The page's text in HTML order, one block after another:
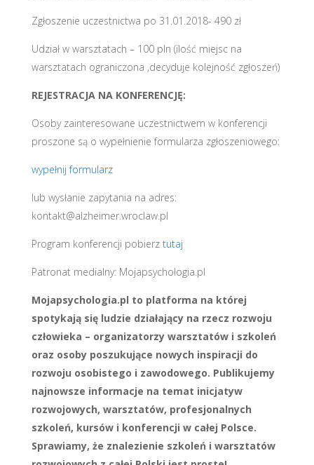
Zgłoszenie uczestnictwa po 31.01.2018- 490 zł
Udział w warsztatach – 100 pln (ilość miejsc na
warsztatach ograniczona ,decyduje kolejność zgłoszeń)
REJESTRACJA NA KONFERENCJĘ:
Osoby zainteresowane uczestnictwem w konferencji
proszone są o wypełnienie formularza zgłoszeniowego:
wypełnij formularz
lub wysłanie zapytania na adres:
kontakt@alzheimer.wroclaw.pl
Program konferencji pobierz tutaj
Patronat medialny: Mojapsychologia.pl
Mojapsychologia.pl to platforma na której
spotykają się ludzie działający na rzecz rozwoju
człowieka – organizatorzy warsztatów i szkoleń
oraz osoby poszukujące nowych inspiracji do
rozwoju osobistego i zawodowego. Publikujemy
najnowsze informacje na temat inicjatyw
rozwojowych, warsztatów, profesjonalnych
szkoleń, kursów i konferencji w całej Polsce.
Sprawiamy, że znalezienie szkoleń i warsztatów